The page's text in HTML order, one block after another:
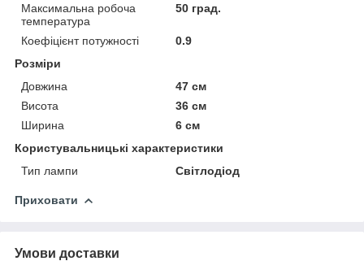
Максимальна робоча
температура
50 град.
Коефіцієнт потужності
0.9
Розміри
Довжина
47 см
Висота
36 см
Ширина
6 см
Користувальницькі характеристики
Тип лампи
Світлодіод
Приховати
Умови доставки